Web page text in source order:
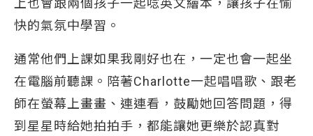
上也會跟兩個孩子一起唸英文繪本，讓孩子在愉
快的氣氛中學習。
通常他們上課如果我剛好也在，一定也會一起坐
在電腦前聽課。陪著Charlotte一起唱唱歌、跟老
師在螢幕上畫畫、連連看，鼓勵她回答問題，得
到星星時給她拍拍手，都能讓她更樂於認真對